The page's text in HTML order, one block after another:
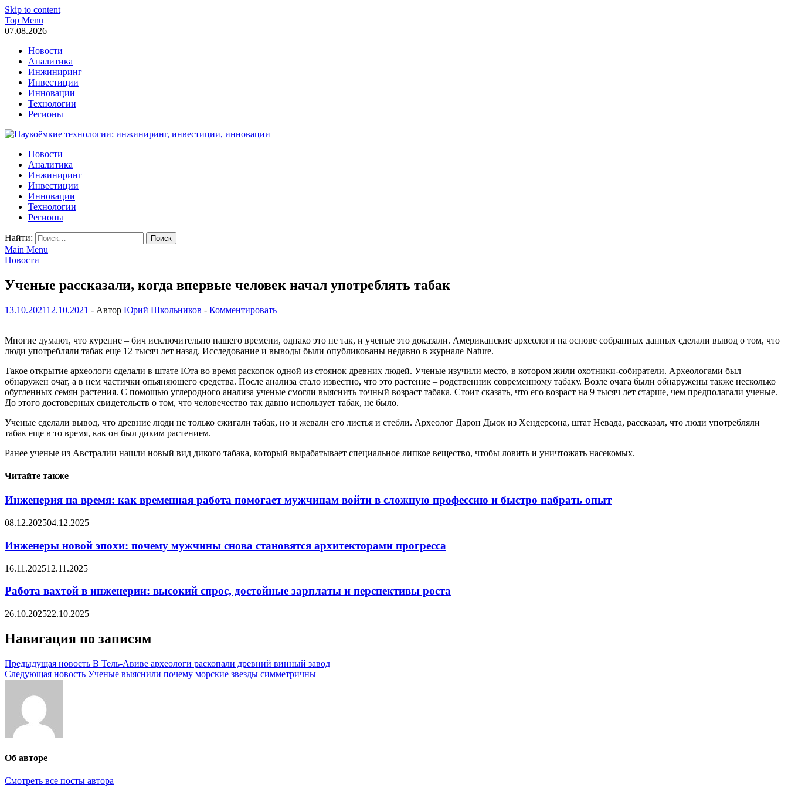
Skip to content
Top Menu
07.08.2026
Новости
Аналитика
Инжиниринг
Инвестиции
Инновации
Технологии
Регионы
Наукоёмкие технологии: инжиниринг, инвестиции, инновации
Новости
Аналитика
Инжиниринг
Инвестиции
Инновации
Технологии
Регионы
Найти:
Main Menu
Новости
Ученые рассказали, когда впервые человек начал употреблять табак
13.10.202112.10.2021 - Автор Юрий Школьников - Комментировать
Многие думают, что курение – бич исключительно нашего времени, однако это не так, и ученые это доказали. Американские археологи на основе собранных данных сделали вывод о том, что
люди употребляли табак еще 12 тысяч лет назад. Исследование и выводы были опубликованы недавно в журнале Nature.
Такое открытие археологи сделали в штате Юта во время раскопок одной из стоянок древних людей. Ученые изучили место, в котором жили охотники-собиратели. Археологами был
обнаружен очаг, а в нем частички опьяняющего средства. После анализа стало известно, что это растение – родственник современному табаку. Возле очага были обнаружены также несколько
обугленных семян растения. С помощью углеродного анализа ученые смогли выяснить точный возраст табака. Стоит сказать, что его возраст на 9 тысяч лет старше, чем предполагали ученые.
До этого достоверных свидетельств о том, что человечество так давно использует табак, не было.
Ученые сделали вывод, что древние люди не только сжигали табак, но и жевали его листья и стебли. Археолог Дарон Дьюк из Хендерсона, штат Невада, рассказал, что люди употребляли
табак еще в то время, как он был диким растением.
Ранее ученые из Австралии нашли новый вид дикого табака, который вырабатывает специальное липкое вещество, чтобы ловить и уничтожать насекомых.
Читайте также
Инженерия на время: как временная работа помогает мужчинам войти в сложную профессию и быстро набрать опыт
08.12.202504.12.2025
Инженеры новой эпохи: почему мужчины снова становятся архитекторами прогресса
16.11.202512.11.2025
Работа вахтой в инженерии: высокий спрос, достойные зарплаты и перспективы роста
26.10.202522.10.2025
Навигация по записям
Предыдущая новость В Тель-Авиве археологи раскопали древний винный завод
Следующая новость Ученые выяснили почему морские звезды симметричны
Об авторе
Смотреть все посты автора